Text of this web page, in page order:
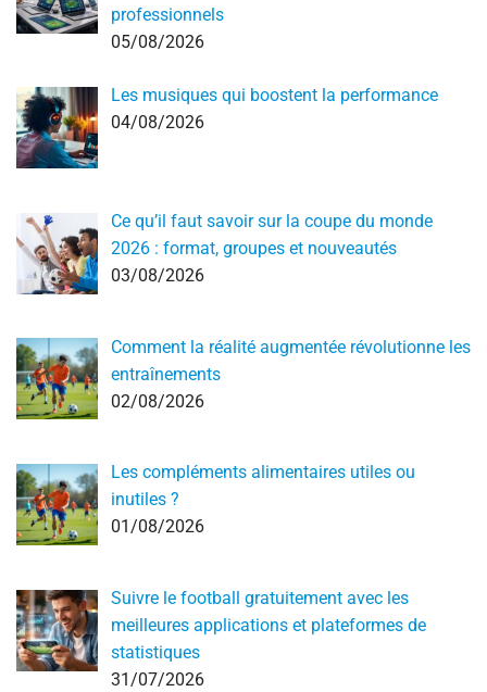
professionnels
05/08/2026
Les musiques qui boostent la performance
04/08/2026
Ce qu’il faut savoir sur la coupe du monde
2026 : format, groupes et nouveautés
03/08/2026
Comment la réalité augmentée révolutionne les
entraînements
02/08/2026
Les compléments alimentaires utiles ou
inutiles ?
01/08/2026
Suivre le football gratuitement avec les
meilleures applications et plateformes de
statistiques
31/07/2026